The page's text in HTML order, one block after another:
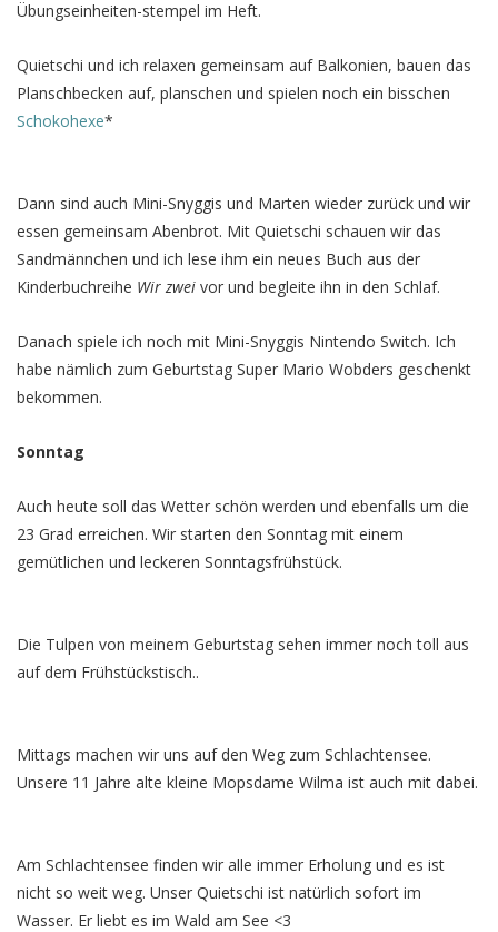
Übungseinheiten-stempel im Heft.
Quietschi und ich relaxen gemeinsam auf Balkonien, bauen das
Planschbecken auf, planschen und spielen noch ein bisschen
Schokohexe*
Dann sind auch Mini-Snyggis und Marten wieder zurück und wir
essen gemeinsam Abenbrot. Mit Quietschi schauen wir das
Sandmännchen und ich lese ihm ein neues Buch aus der
Kinderbuchreihe Wir zwei vor und begleite ihn in den Schlaf.
Danach spiele ich noch mit Mini-Snyggis Nintendo Switch. Ich
habe nämlich zum Geburtstag Super Mario Wobders geschenkt
bekommen.
Sonntag
Auch heute soll das Wetter schön werden und ebenfalls um die
23 Grad erreichen. Wir starten den Sonntag mit einem
gemütlichen und leckeren Sonntagsfrühstück.
Die Tulpen von meinem Geburtstag sehen immer noch toll aus
auf dem Frühstückstisch..
Mittags machen wir uns auf den Weg zum Schlachtensee.
Unsere 11 Jahre alte kleine Mopsdame Wilma ist auch mit dabei.
Am Schlachtensee finden wir alle immer Erholung und es ist
nicht so weit weg. Unser Quietschi ist natürlich sofort im
Wasser. Er liebt es im Wald am See <3